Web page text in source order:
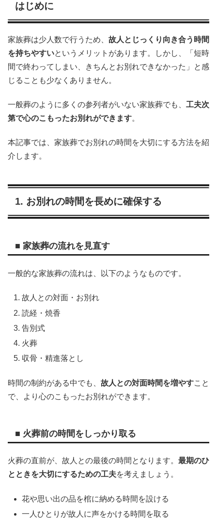
はじめに
家族葬は少人数で行うため、 故人とじっくり向き合う時間
を持ちやすいというメリットがあります。しかし、「短時
間で終わってしまい、きちんとお別れできなかった」と感
じることも少なくありません。
一般葬のように多くの参列者がいない家族葬でも、 工夫次
第で心のこもったお別れができます。
本記事では、家族葬でお別れの時間を大切にする方法を紹
介します。
1. お別れの時間を長めに確保する
■ 家族葬の流れを見直す
一般的な家族葬の流れは、以下のようなものです。
故人との対面・お別れ
読経・焼香
告別式
火葬
収骨・精進落とし
時間の制約がある中でも、 故人との対面時間を増やすこと
で、より心のこもったお別れができます。
■ 火葬前の時間をしっかり取る
火葬の直前が、故人との最後の時間となります。 最期のひ
とときを大切にするための工夫を考えましょう。
花や思い出の品を棺に納める時間を設ける
一人ひとりが故人に声をかける時間を取る